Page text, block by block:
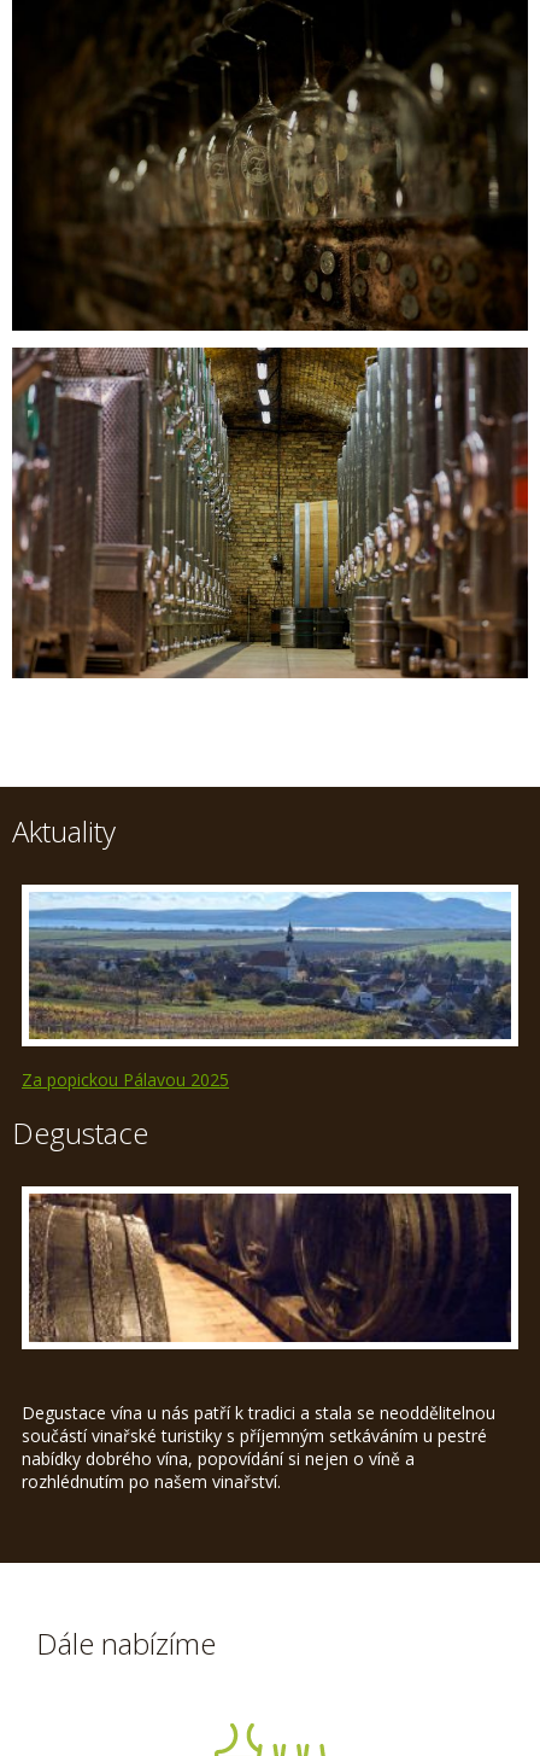
Aktuality
Za popickou Pálavou 2025
Degustace
Degustace vína u nás patří k tradici a stala se neoddělitelnou
součástí vinařské turistiky s příjemným setkáváním u pestré
nabídky dobrého vína, popovídání si nejen o víně a
rozhlédnutím po našem vinařství.
Dále nabízíme